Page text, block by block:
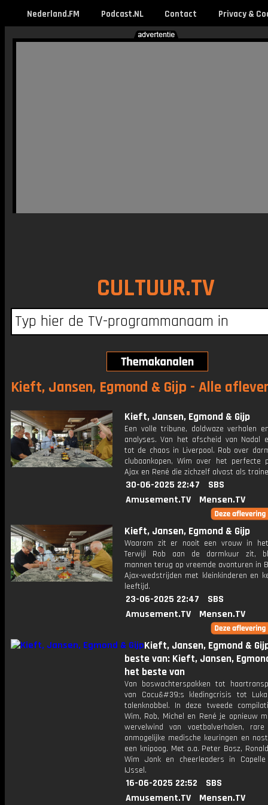
Nederland.FM Podcast.NL Contact Privacy &
CULTUUR.TV
Kieft, Jansen, Egmond & Gijp - Alle
Kieft, Jansen, Egmond & Gijp
Een volle tribune, doldwaze verhalen
analyses. Van het afscheid van Nadal
tot de chaos in Liverpool. Rob over
clubaankopen, Wim over het perfecte
Ajax en René die zichzelf alvast als
30-06-2025 22:47
SBS
Amusement.TV
Mensen.TV
Kieft, Jansen, Egmond & Gijp
Waarom zit er nooit een vrouw in
Terwijl Rob aan de darmkuur zit,
mannen terug op vreemde avonturen in
Ajax-wedstrijden met kleinkinderen en
leeftijd.
23-06-2025 22:47
SBS
Amusement.TV
Mensen.TV
Kieft, Jansen, Egmond &
beste van: Kieft, Jansen,
het beste van
Van boswachterspakken tot
van Cocu&#39;s kledingcrisis tot
talenknobbel. In deze tweede
Wim, Rob, Michel en René je opnieuw
wervelwind van voetbalverhalen, rare
onmogelijke medische keuringen en
een knipoog. Met o.a. Peter Bosz,
Wim Jonk en cheerleaders in
IJssel.
16-06-2025 22:52
SBS
Amusement.TV
Mensen.TV